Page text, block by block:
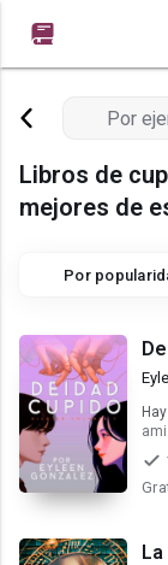
Libros de
mejores de
Por